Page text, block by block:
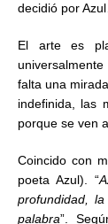
decidió por
El arte es
falta una
indefinida, las
porque se ven
Coincido con
poeta Azul). “
profundidad,
palabra”.